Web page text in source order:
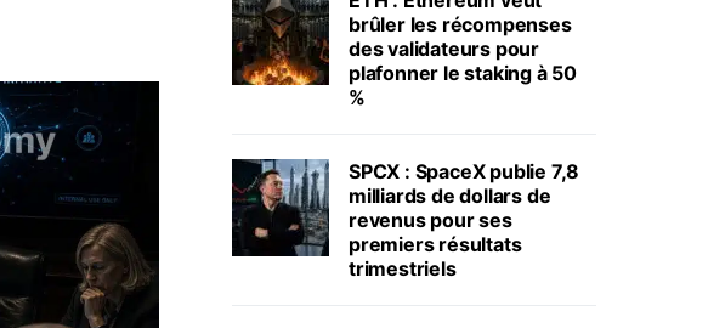
brûler les récompenses
des validateurs pour
plafonner le staking à 50
%
SPCX : SpaceX publie 7,8
milliards de dollars de
revenus pour ses
premiers résultats
trimestriels